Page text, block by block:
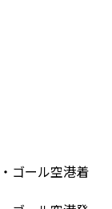
ゴール空港着